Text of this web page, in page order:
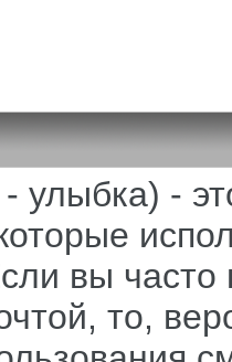
улыбка) -
вы часто
то,